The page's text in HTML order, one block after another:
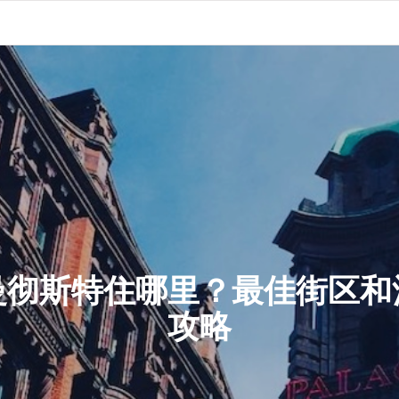
斯特住哪里？最佳街区
攻略